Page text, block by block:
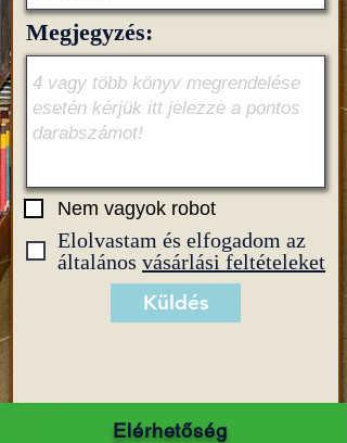
Megjegyzés:
Nem vagyok robot
Elolvastam és elfogadom az
általános vásárlási feltételeket
Küldés
Elérhetőség